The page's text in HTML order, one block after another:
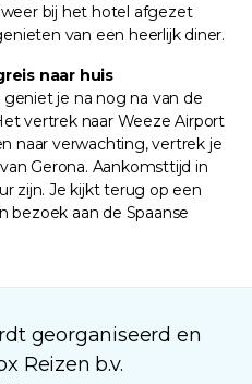
bij het hotel afgezet
van een heerlijk diner.
naar huis
je na nog na van de
vertrek naar Weeze Airport
naar verwachting, vertrek je
Gerona. Aankomsttijd in
zijn. Je kijkt terug op een
aan de Spaanse
georganiseerd en
Reizen b.v.